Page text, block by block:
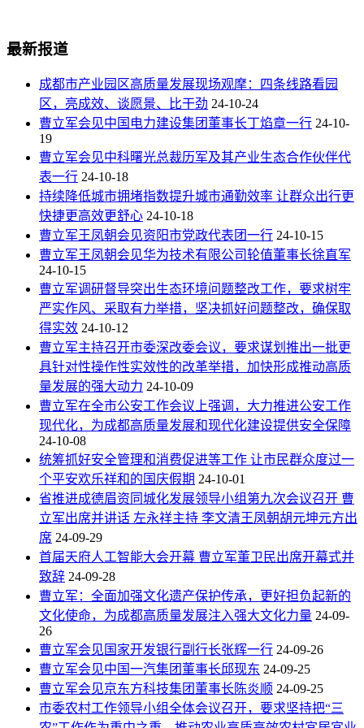
最新报道
成都市产业园区高质量发展现场观摩：四条线路看园
区，亮成效、谈愿景、比干劲 24-10-24
曹立军会见中国电力建设集团董事长丁焰章一行 24-10-
19
曹立军会见中科曙光总裁历军及其产业生态合作伙伴代
表一行 24-10-18
持续降低城市拥堵指数提升城市通勤效率 让群众出行更
快捷更高效更舒心 24-10-18
曹立军王凤朝会见资阳市党政代表团一行 24-10-15
曹立军王凤朝会见华为技术有限公司轮值董事长徐直军
24-10-15
曹立军调研督导突出生态环境问题整改工作，要求树牢
严实作风、采取有力举措，坚决抓好问题整改，确保取
得实效 24-10-12
曹立军主持召开市委深改委会议，要求谋划推出一批更
具针对性操作性实效性的改革举措，加快形成推动高质
量发展的强大动力 24-10-09
曹立军在全市公安工作会议上强调，大力推进公安工作
现代化，为成都高质量发展和现代化建设提供安全保障
24-10-08
统筹抓好安全管理和消费促进等工作 让市民群众度过一
个平安欢乐祥和的国庆假期 24-10-01
省推进成德眉资同城化发展领导小组第九次会议召开 曹
立军出席并讲话 左永祥主持 李文清王凤朝胡元坤元方出
席 24-09-29
首届天府人工智能大会开幕 曹立军董卫民出席开幕式并
致辞 24-09-28
曹立军：全面加强文化遗产保护传承，更好担负起新的
文化使命，为成都高质量发展注入强大文化力量 24-09-
26
曹立军会见国家开发银行副行长张辉一行 24-09-26
曹立军会见中国一汽集团董事长邱现东 24-09-25
曹立军会见京东方科技集团董事长陈炎顺 24-09-25
市委农村工作领导小组全体会议召开，要求坚持把“三